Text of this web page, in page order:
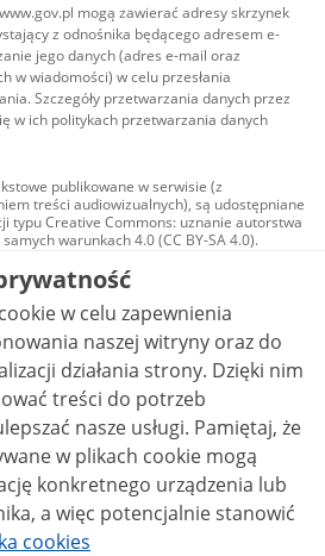
mogą zawierać adresy skrzynek
z odnośnika będącego adresem e-
jego danych (adres e-mail oraz
w wiadomości) w celu przesłania
Szczegóły przetwarzania danych przez
w ich politykach przetwarzania danych
publikowane w serwisie (z
treści audiowizualnych), są udostępniane
typu Creative Commons: uznanie autorstwa
warunkach 4.0 (CC BY-SA 4.0).
audiowizualne, w tym zdjęcia, materiały
są udostępniane na licencji typu
uznanie autorstwa użycie
- bez utworów zależnych 4.0 (CC BY-
o ile nie jest to stwierdzone inaczej.
w celu zapewnienia
naszej witryny oraz do
strony. Dzięki nim
treści do potrzeb
nasze usługi. Pamiętaj, że
w plikach cookie mogą
konkretnego urządzenia lub
a więc potencjalnie stanowić
cookies